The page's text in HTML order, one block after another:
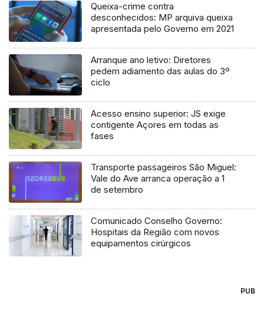
Queixa-crime contra
desconhecidos: MP arquiva queixa
apresentada pelo Governo em 2021
Arranque ano letivo: Diretores
pedem adiamento das aulas do 3º
ciclo
Acesso ensino superior: JS exige
contigente Açores em todas as
fases
Transporte passageiros São Miguel:
Vale do Ave arranca operação a 1
de setembro
Comunicado Conselho Governo:
Hospitais da Região com novos
equipamentos cirúrgicos
PUB